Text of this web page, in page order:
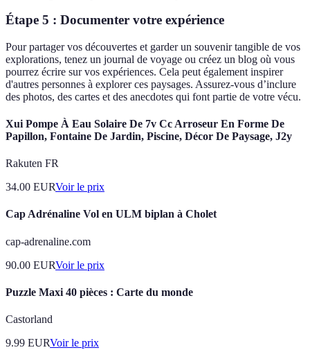
Étape 5 : Documenter votre expérience
Pour partager vos découvertes et garder un souvenir tangible de vos
explorations, tenez un journal de voyage ou créez un blog où vous
pourrez écrire sur vos expériences. Cela peut également inspirer
d'autres personnes à explorer ces paysages. Assurez-vous d’inclure
des photos, des cartes et des anecdotes qui font partie de votre vécu.
Xui Pompe À Eau Solaire De 7v Cc Arroseur En Forme De
Papillon, Fontaine De Jardin, Piscine, Décor De Paysage, J2y
Rakuten FR
34.00 EURVoir le prix
Cap Adrénaline Vol en ULM biplan à Cholet
cap-adrenaline.com
90.00 EURVoir le prix
Puzzle Maxi 40 pièces : Carte du monde
Castorland
9.99 EURVoir le prix